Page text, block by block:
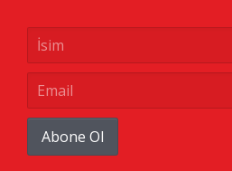
Abone Ol